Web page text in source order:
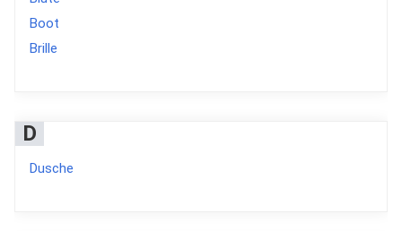
Boot
Brille
D
Dusche